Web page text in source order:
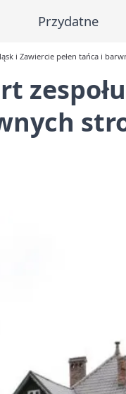
Przydatne
i Zawiercie pełen tańca i